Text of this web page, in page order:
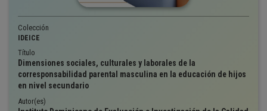
Colección
IDEICE
Título
Dimensiones sociales, culturales y laborales de la
corresponsabilidad parental masculina en la educación de hijos
en nivel secundario
Autor(es)